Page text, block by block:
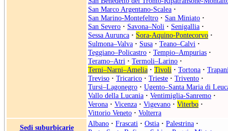
San Marco Argentano-Scalea ·
San Marino-Montefeltro · San Miniato ·
San Severo · Savona–Noli · Senigallia ·
Sessa Aurunca · Sora-Aquino-Pontecorvo ·
Sulmona–Valva · Susa · Teano–Calvi ·
Teggiano–Policastro · Tempio–Ampurias ·
Teramo–Atri · Termoli–Larino ·
Terni–Narni–Amelia · Tivoli · Tortona ·
Treviso · Tricarico · Trieste · Trivento ·
Tursi–Lagonegro · Ugento–Santa Maria di
Vallo della Lucania · Ventimiglia-Sanremo ·
Verona · Vicenza · Vigevano · Viterbo ·
Vittorio Veneto · Volterra
Sedi suburbicarie
Albano · Frascati · Ostia · Palestrina ·